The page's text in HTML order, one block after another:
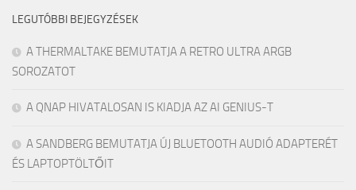
LEGUTÓBBI BEJEGYZÉSEK
A THERMALTAKE BEMUTATJA A RETRO ULTRA ARGB
SOROZATOT
A QNAP HIVATALOSAN IS KIADJA AZ AI GENIUS-T
A SANDBERG BEMUTATJA ÚJ BLUETOOTH AUDIÓ ADAPTERÉT
ÉS LAPTOPTÖLTŐIT